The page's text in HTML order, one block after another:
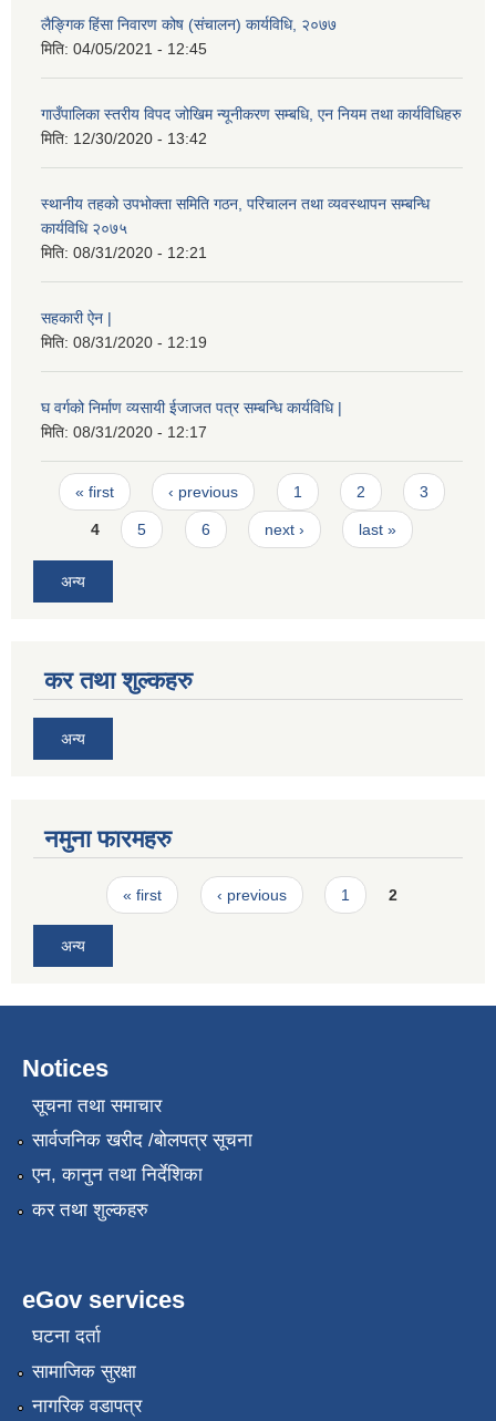
लैङ्गिक हिंसा निवारण कोष (संचालन) कार्यविधि, २०७७
मिति: 04/05/2021 - 12:45
गाउँपालिका स्तरीय विपद जोखिम न्यूनीकरण सम्बधि, एन नियम तथा कार्यविधिहरु
मिति: 12/30/2020 - 13:42
स्थानीय तहको उपभोक्ता समिति गठन, परिचालन तथा व्यवस्थापन सम्बन्धि
कार्यविधि २०७५
मिति: 08/31/2020 - 12:21
सहकारी ऐन |
मिति: 08/31/2020 - 12:19
घ वर्गको निर्माण व्यसायी ईजाजत पत्र सम्बन्धि कार्यविधि |
मिति: 08/31/2020 - 12:17
Pages
« first ‹ previous 1 2 3
4 5 6 next › last »
अन्य
कर तथा शुल्कहरु
अन्य
नमुना फारमहरु
Pages« first ‹ previous 1 2
अन्य
Notices
सूचना तथा समाचार
सार्वजनिक खरीद /बोलपत्र सूचना
एन, कानुन तथा निर्देशिका
कर तथा शुल्कहरु
eGov services
घटना दर्ता
सामाजिक सुरक्षा
नागरिक वडापत्र